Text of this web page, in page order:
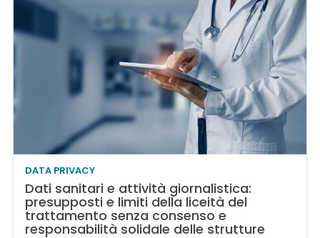
DATA PRIVACY
Dati sanitari e attività giornalistica:
presupposti e limiti della liceità del
trattamento senza consenso e
responsabilità solidale delle strutture